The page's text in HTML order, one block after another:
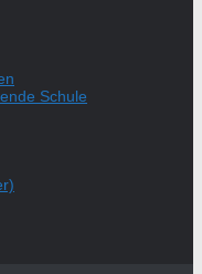
Schule